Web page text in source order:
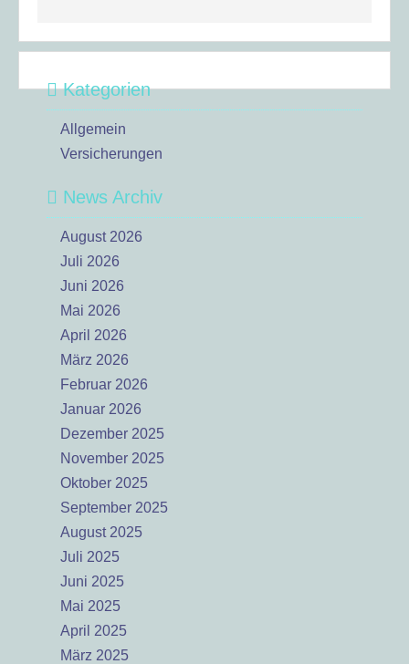
Kategorien
Allgemein
Versicherungen
News Archiv
August 2026
Juli 2026
Juni 2026
Mai 2026
April 2026
März 2026
Februar 2026
Januar 2026
Dezember 2025
November 2025
Oktober 2025
September 2025
August 2025
Juli 2025
Juni 2025
Mai 2025
April 2025
März 2025